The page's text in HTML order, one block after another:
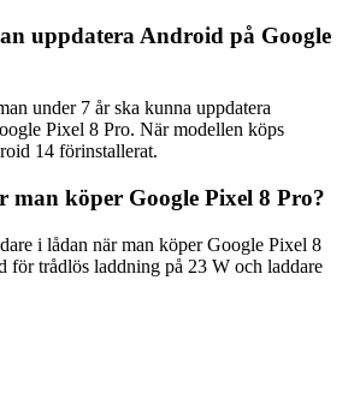
uppdatera Android på Google
under 7 år ska kunna uppdatera
Pixel 8 Pro. När modellen köps
14 förinstallerat.
man köper Google Pixel 8 Pro?
i lådan när man köper Google Pixel 8
för trådlös laddning på 23 W och laddare